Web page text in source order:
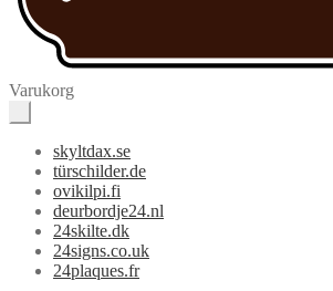
Varukorg
skyltdax.se
türschilder.de
ovikilpi.fi
deurbordje24.nl
24skilte.dk
24signs.co.uk
24plaques.fr